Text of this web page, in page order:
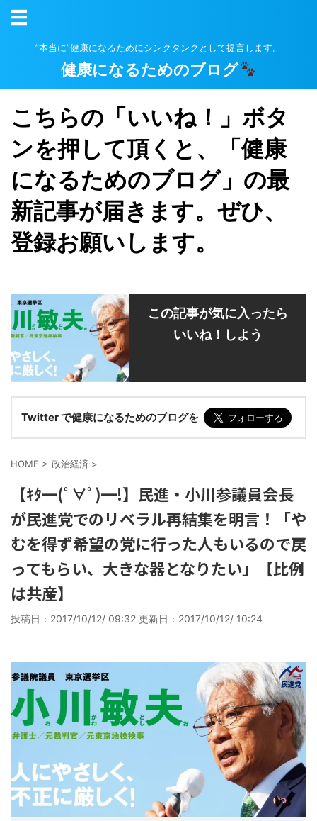
”本当に”健康になるためにシンクタンクとして提言します。
健康になるためのブログ
こちらの「いいね！」ボタ
ンを押して頂くと、「健康
になるためのブログ」の最
新記事が届きます。ぜひ、
登録お願いします。
この記事が気に入ったら
いいね！しよう
Twitter で健康になるためのブログを
HOME > 政治経済 >
【ｷﾀ━(ﾟ∀ﾟ)━!】民進・小川参議員会長
が民進党でのリベラル再結集を明言！「や
むを得ず希望の党に行った人もいるので戻
ってもらい、大きな器となりたい」【比例
は共産】
投稿日：2017/10/12/ 09:32 更新日： 2017/10/12/ 10:24